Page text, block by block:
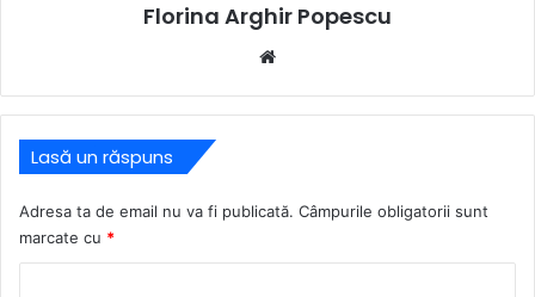
Florina Arghir Popescu
Lasă un răspuns
Adresa ta de email nu va fi publicată. Câmpurile obligatorii sunt
marcate cu *